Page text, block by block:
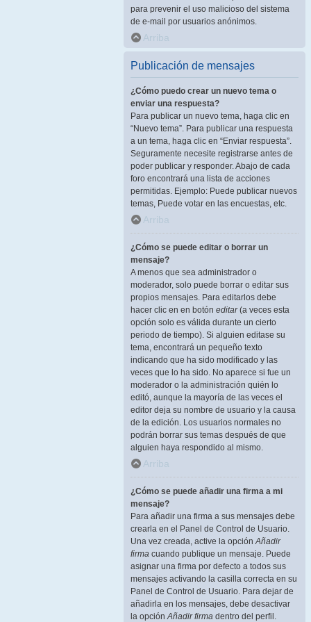
para prevenir el uso malicioso del sistema
de e-mail por usuarios anónimos.
Arriba
Publicación de mensajes
¿Cómo puedo crear un nuevo tema o
enviar una respuesta?
Para publicar un nuevo tema, haga clic en
“Nuevo tema”. Para publicar una respuesta
a un tema, haga clic en “Enviar respuesta”.
Seguramente necesite registrarse antes de
poder publicar y responder. Abajo de cada
foro encontrará una lista de acciones
permitidas. Ejemplo: Puede publicar nuevos
temas, Puede votar en las encuestas, etc.
Arriba
¿Cómo se puede editar o borrar un
mensaje?
A menos que sea administrador o
moderador, solo puede borrar o editar sus
propios mensajes. Para editarlos debe
hacer clic en en botón editar(a veces esta
opción solo es válida durante un cierto
periodo de tiempo). Si alguien editase su
tema, encontrará un pequeño texto
indicando que ha sido modificado y las
veces que lo ha sido. No aparece si fue un
moderador o la administración quién lo
editó, aunque la mayoría de las veces el
editor deja su nombre de usuario y la causa
de la edición. Los usuarios normales no
podrán borrar sus temas después de que
alguien haya respondido al mismo.
Arriba
¿Cómo se puede añadir una firma a mi
mensaje?
Para añadir una firma a sus mensajes debe
crearla en el Panel de Control de Usuario.
Una vez creada, active la opciónAñadir
firma cuando publique un mensaje. Puede
asignar una firma por defecto a todos sus
mensajes activando la casilla correcta en su
Panel de Control de Usuario. Para dejar de
añadirla en los mensajes, debe desactivar
la opciónAñadir firma dentro del perfil.